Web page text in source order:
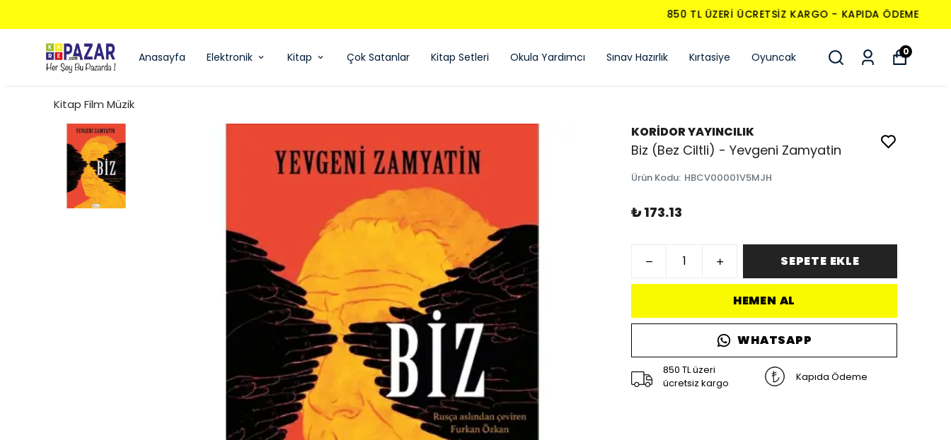
Anasayfa Elektronik Kitap Çok Satanlar Kitap Setleri Okula Yardımcı Sınav Hazırlık Kırtasiye Oyuncak 0
Kitap Film Müzik
KORİDOR YAYINCILIK
Biz (Bez Ciltli) - Yevgeni Zamyatin
Ürün Kodu: HBCV00001V5MJH
₺ 173.13
SEPETE EKLE
HEMEN AL
WHATSAPP
850 TL üzeri
ücretsiz kargo
Kapıda Ödeme